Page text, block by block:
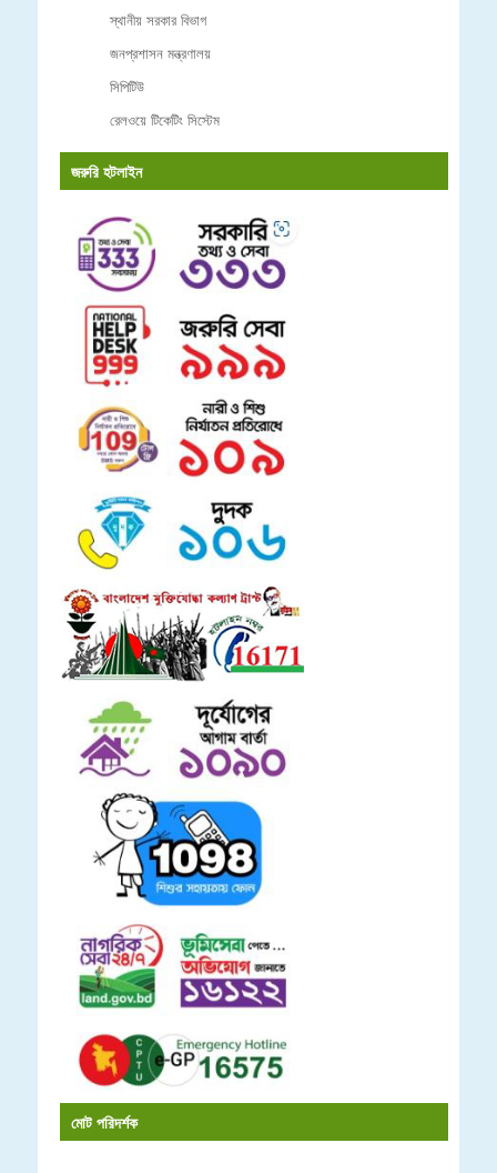
স্থানীয় সরকার বিভাগ
জনপ্রশাসন মন্ত্রণালয়
সিপিটিউ
রেলওয়ে টিকেটিং সিস্টেম
জরুরি হটলাইন
মোট পরিদর্শক